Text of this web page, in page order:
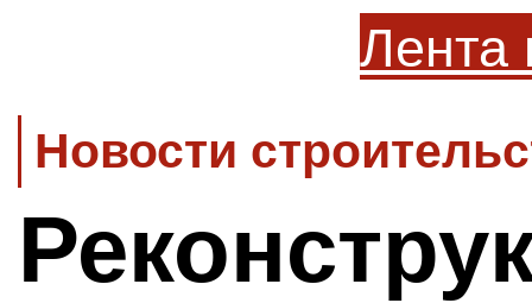
Лента
Новости